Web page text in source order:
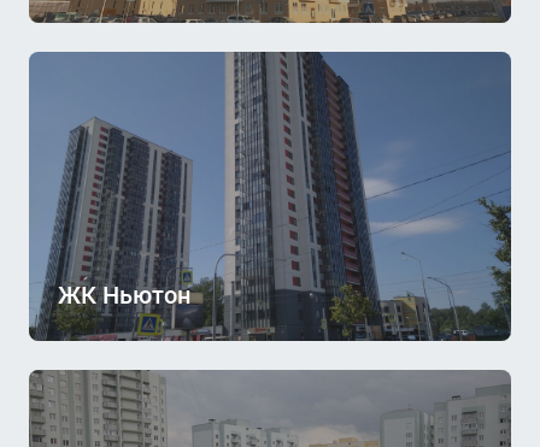
ЖК Ньютон